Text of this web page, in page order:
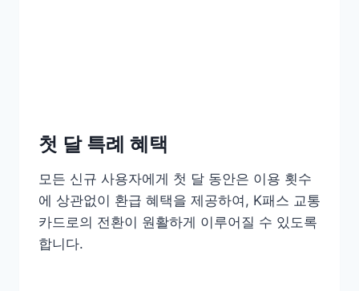
첫 달 특례 혜택
모든 신규 사용자에게 첫 달 동안은 이용 횟수
에 상관없이 환급 혜택을 제공하여, K패스 교통
카드로의 전환이 원활하게 이루어질 수 있도록
합니다.